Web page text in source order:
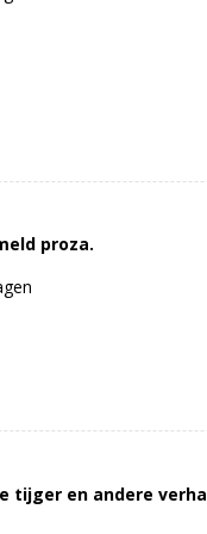
proza.
tijger en andere